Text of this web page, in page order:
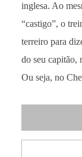
inglesa. Ao
“castigo”, o
terreiro para
do seu capitão,
Ou seja, no